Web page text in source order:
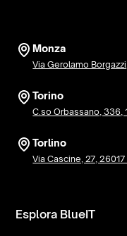
Monza
Via Gerolamo
Torino
C.so Orbassano, 336,
Torlino
Via Cascine, 27,
Esplora BlueIT